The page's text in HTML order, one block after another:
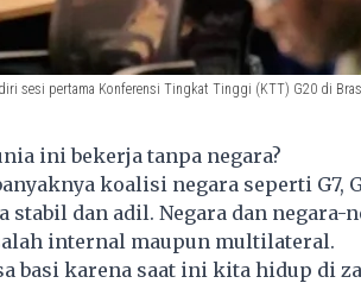
sesi pertama Konferensi Tingkat Tinggi (KTT) G20 di
ini bekerja tanpa negara?
koalisi negara seperti G7,
stabil dan adil. Negara dan negara-
internal maupun multilateral.
basi karena saat ini kita hidup di